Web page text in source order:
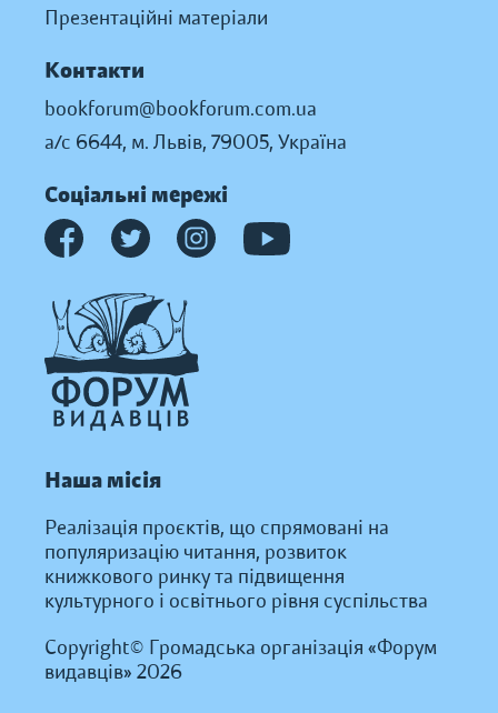
Презентаційні матеріали
Контакти
bookforum@bookforum.com.ua
а/с 6644, м. Львів, 79005, Україна
Соціальні мережі
Наша місія
Реалізація проєктів, що спрямовані на
популяризацію читання, розвиток
книжкового ринку та підвищення
культурного і освітнього рівня суспільства
Copyright© Громадська організація «Форум
видавців» 2026